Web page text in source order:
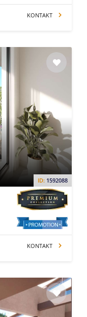
KONTAKT
ID: 1592088
KONTAKT